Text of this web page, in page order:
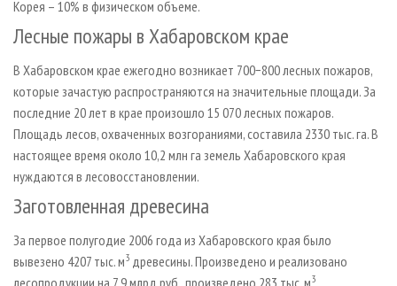
Корея – 10% в физическом объеме.
Лесные пожары в Хабаровском крае
В Хабаровском крае ежегодно возникает 700−800 лесных пожаров,
которые зачастую распространяются на значительные площади. За
последние 20 лет в крае произошло 15 070 лесных пожаров.
Площадь лесов, охваченных возгораниями, составила 2330 тыс. га. В
настоящее время около 10,2 млн га земель Хабаровского края
нуждаются в лесовосстановлении.
Заготовленная древесина
За первое полугодие 2006 года из Хабаровского края было
вывезено 4207 тыс. м3 древесины. Произведено и реализовано
лесопродукции на 7,9 млрд руб., произведено 283 тыс. м3